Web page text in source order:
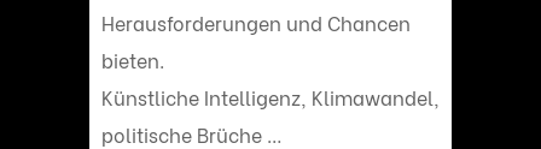
Herausforderungen und Chancen
bieten.
Künstliche Intelligenz, Klimawandel,
politische Brüche …